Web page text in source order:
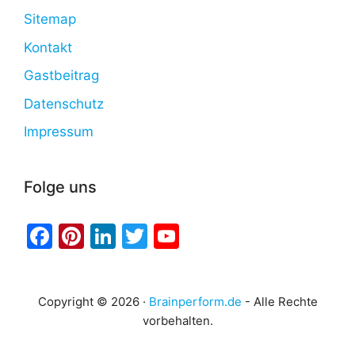
Sitemap
Kontakt
Gastbeitrag
Datenschutz
Impressum
Folge uns
Facebook
Pinterest
LinkedIn
Twitter
Copyright © 2026 · Brainperform.de - Alle Rechte
vorbehalten.